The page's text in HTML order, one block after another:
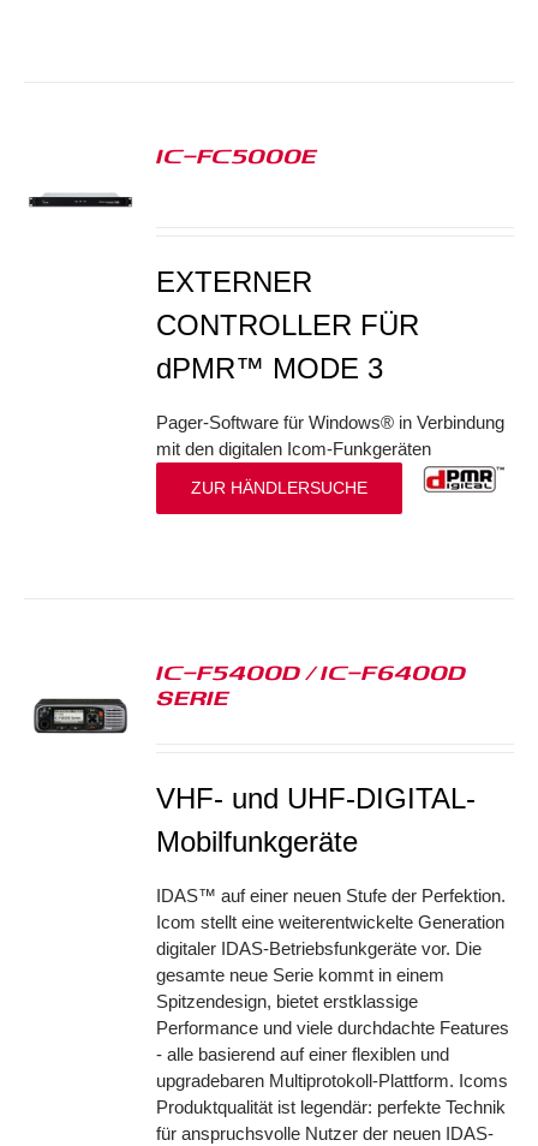
IC-FC5000E
EXTERNER
CONTROLLER FÜR
dPMR™ MODE 3
Pager-Software für Windows® in Verbindung
mit den digitalen Icom-Funkgeräten
ZUR HÄNDLERSUCHE
IC-F5400D / IC-F6400D
SERIE
VHF- und UHF-DIGITAL-
Mobilfunkgeräte
IDAS™ auf einer neuen Stufe der Perfektion.
Icom stellt eine weiterentwickelte Generation
digitaler IDAS-Betriebsfunkgeräte vor. Die
gesamte neue Serie kommt in einem
Spitzendesign, bietet erstklassige
Performance und viele durchdachte Features
- alle basierend auf einer flexiblen und
upgradebaren Multiprotokoll-Plattform. Icoms
Produktqualität ist legendär: perfekte Technik
für anspruchsvolle Nutzer der neuen IDAS-